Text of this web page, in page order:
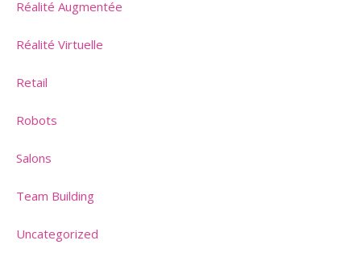
Réalité Augmentée
Réalité Virtuelle
Retail
Robots
Salons
Team Building
Uncategorized